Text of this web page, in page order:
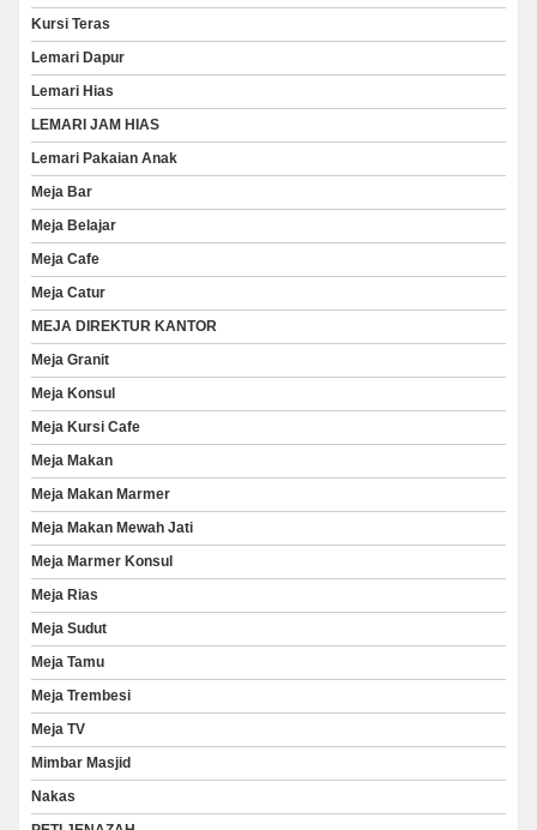
Kursi Teras
Lemari Dapur
Lemari Hias
LEMARI JAM HIAS
Lemari Pakaian Anak
Meja Bar
Meja Belajar
Meja Cafe
Meja Catur
MEJA DIREKTUR KANTOR
Meja Granit
Meja Konsul
Meja Kursi Cafe
Meja Makan
Meja Makan Marmer
Meja Makan Mewah Jati
Meja Marmer Konsul
Meja Rias
Meja Sudut
Meja Tamu
Meja Trembesi
Meja TV
Mimbar Masjid
Nakas